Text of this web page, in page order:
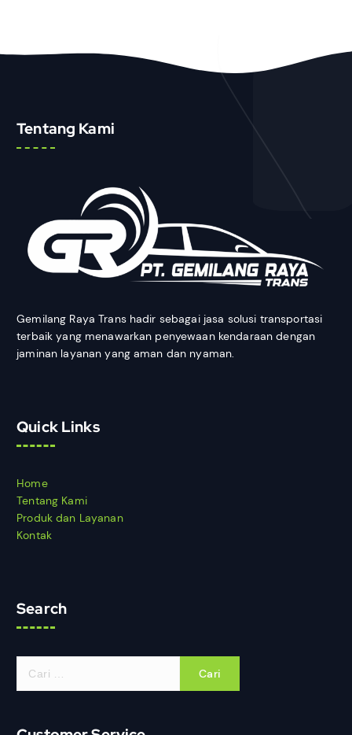
Tentang Kami
Gemilang Raya Trans hadir sebagai jasa solusi transportasi
terbaik yang menawarkan penyewaan kendaraan dengan
jaminan layanan yang aman dan nyaman.
Quick Links
Home
Tentang Kami
Produk dan Layanan
Kontak
Search